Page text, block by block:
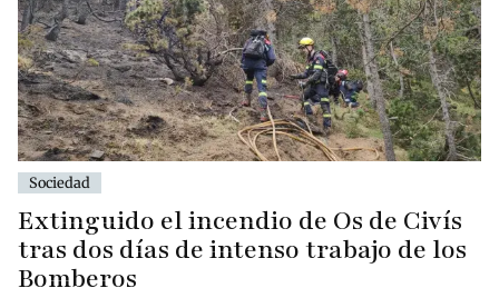
Sociedad
Extinguido el incendio de Os de Civís
tras dos días de intenso trabajo de los
Bomberos